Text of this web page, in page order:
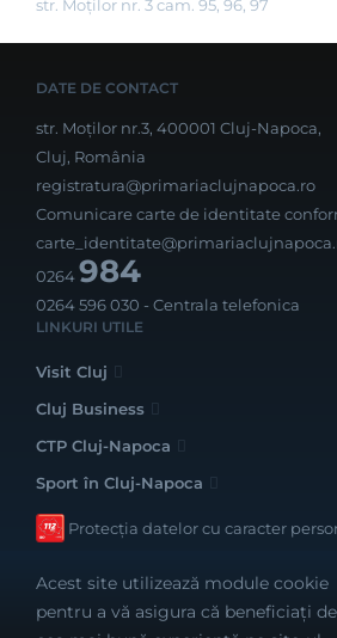
str. Moților nr. 3 cam. 95, 96, 97
DATE DE CONTACT
str. Moților nr.3, 400001 Cluj-Napoca,
Cluj, România
registratura@primariaclujnapoca.ro
Comunicare carte de identitate
0264984
0264 596 030 - Centrala telefonica
LINKURI UTILE
Visit Cluj
Cluj Business
CTP Cluj-Napoca
Sport în Cluj-Napoca
Protecția datelor cu caracter
Acest site utilizează module cookie
pentru a vă asigura că beneficiați de